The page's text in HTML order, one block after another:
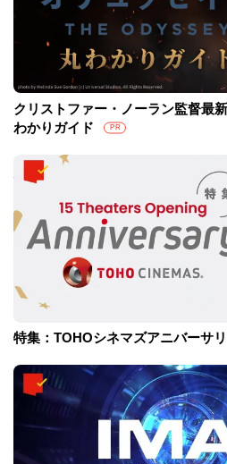
クリストファー・ノーラン監督最
わかりガイド
PR
特集：TOHOシネマズアニバーサ